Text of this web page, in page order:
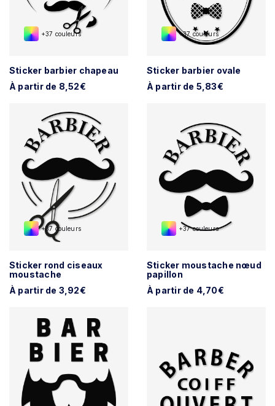
+37 couleurs
Sticker barbier chapeau
À partir de 8,52€
+37 couleurs
Sticker barbier ovale
À partir de 5,83€
+37 couleurs
Sticker rond ciseaux
moustache
À partir de 3,92€
+37 couleurs
Sticker moustache nœud
papillon
À partir de 4,70€